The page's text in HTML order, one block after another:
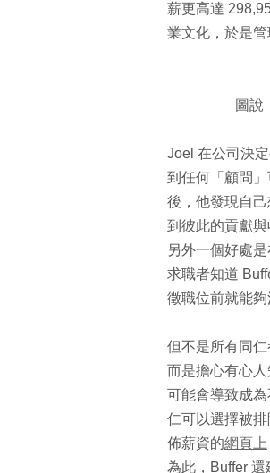
薪更高達
業文化，於是
圖說
Joel 在公司決
到任何「顧問
後，他發現自
到彼此的貢獻與
另外一個好處
求職者知道
徵職位前就能
但不是所有同
而是擔心有心
可能會導致成
仁可以選擇被
佈薪資的網頁上
為此，Buffer